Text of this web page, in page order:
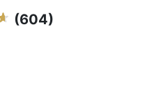
(604)